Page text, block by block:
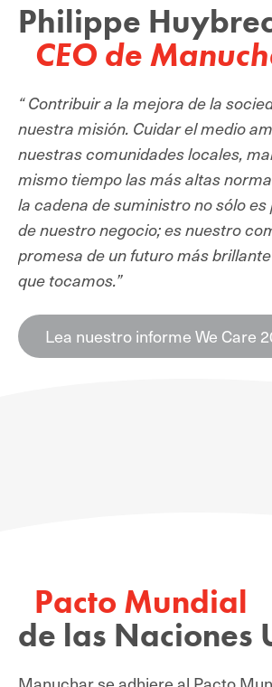
Philippe
CEO de
“ Contribuir a la mejora de la
nuestra misión. Cuidar el medio
nuestras comunidades locales,
mismo tiempo las más altas
la cadena de suministro no sólo
de nuestro negocio; es nuestro
promesa de un futuro más
que tocamos.”
Lea nuestro informe We Care
Pacto Mundial
de las Naciones